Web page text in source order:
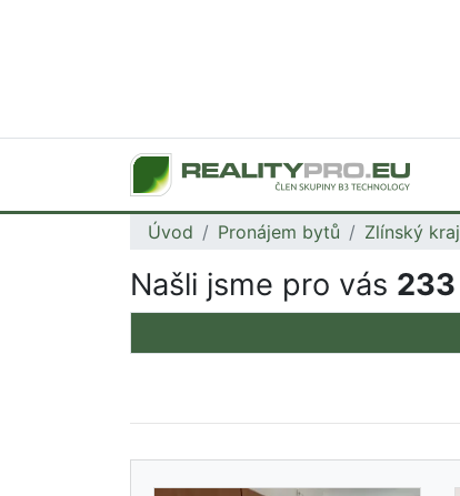
Úvod Pronájem bytů Zlínský kraj
Našli jsme pro vás 233